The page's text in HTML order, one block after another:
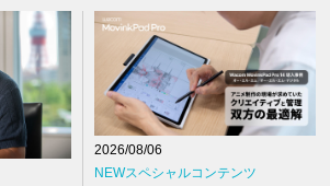
2026/08/06
NEWスペシャルコンテンツ